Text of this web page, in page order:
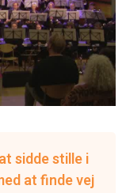
sidde stille i
at finde vej